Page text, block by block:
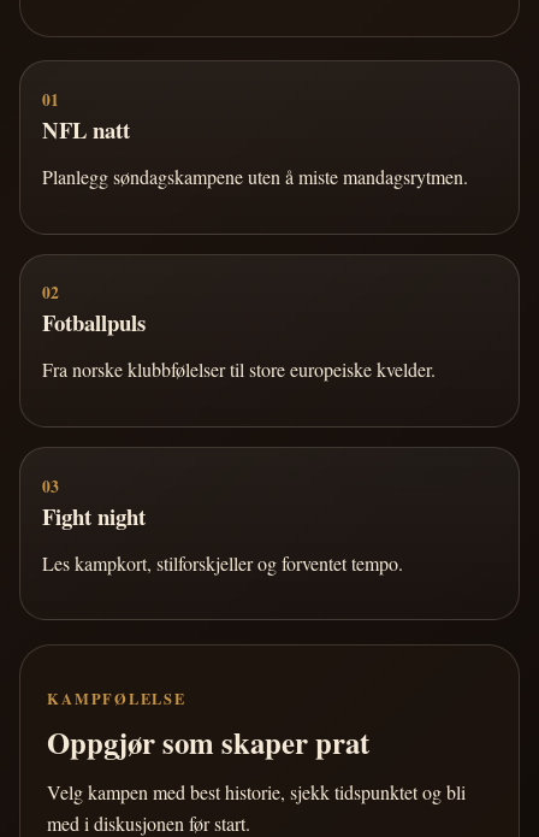
01
NFL natt
Planlegg søndagskampene uten å miste mandagsrytmen.
02
Fotballpuls
Fra norske klubbfølelser til store europeiske kvelder.
03
Fight night
Les kampkort, stilforskjeller og forventet tempo.
KAMPFØLELSE
Oppgjør som skaper prat
Velg kampen med best historie, sjekk tidspunktet og bli
med i diskusjonen før start.